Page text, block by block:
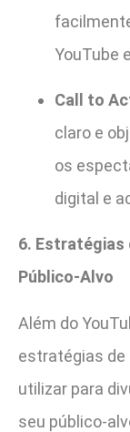
YouTube
Call to
claro e
os
digital e
6. Estratégias
Público-Alvo
Além do
estratégias de
utilizar para
seu público-